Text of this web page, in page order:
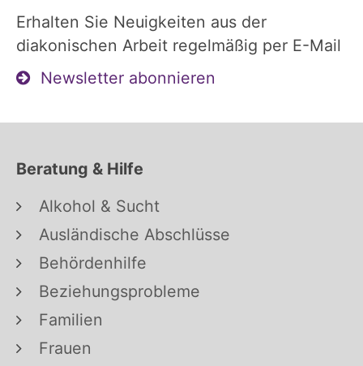
Erhalten Sie Neuigkeiten aus der
diakonischen Arbeit regelmäßig per E-Mail
Newsletter abonnieren
Beratung & Hilfe
Alkohol & Sucht
Ausländische Abschlüsse
Behördenhilfe
Beziehungsprobleme
Familien
Frauen